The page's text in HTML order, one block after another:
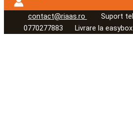
contact@riaas.ro
Suport
0770277883 Livrare la easybox